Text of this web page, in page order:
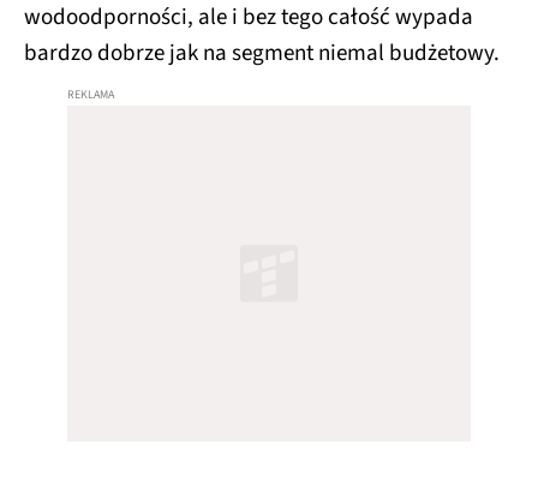
wodoodporności, ale i bez tego całość wypada
bardzo dobrze jak na segment niemal budżetowy.